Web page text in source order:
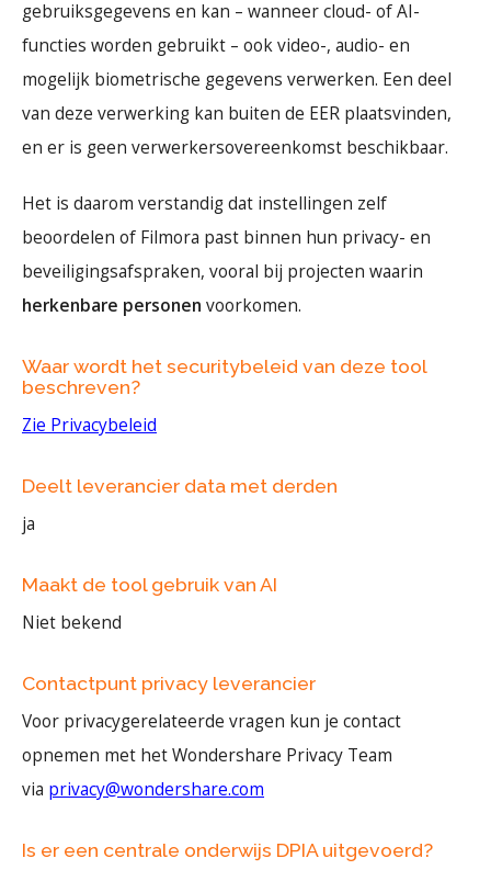
gebruiksgegevens en kan – wanneer cloud- of AI-
functies worden gebruikt – ook video-, audio- en
mogelijk biometrische gegevens verwerken. Een deel
van deze verwerking kan buiten de EER plaatsvinden,
en er is geen verwerkersovereenkomst beschikbaar.
Het is daarom verstandig dat instellingen zelf
beoordelen of Filmora past binnen hun privacy- en
beveiligingsafspraken, vooral bij projecten waarin
herkenbare personen voorkomen.
Waar wordt het securitybeleid van deze tool
beschreven?
Zie Privacybeleid
Deelt leverancier data met derden
ja
Maakt de tool gebruik van AI
Niet bekend
Contactpunt privacy leverancier
Voor privacygerelateerde vragen kun je contact
opnemen met het Wondershare Privacy Team
via privacy@wondershare.com
Is er een centrale onderwijs DPIA uitgevoerd?